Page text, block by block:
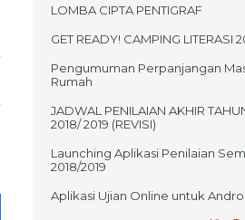
LOMBA CIPTA PENTIGRAF
GET READY! CAMPING LITERASI
Pengumuman Perpanjangan
Rumah
JADWAL PENILAIAN AKHIR
2018/ 2019 (REVISI)
Launching Aplikasi Penilaian
2018/2019
Aplikasi Ujian Online untuk